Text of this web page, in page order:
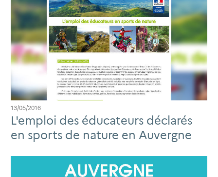
13/05/2016
L'emploi des éducateurs déclarés
en sports de nature en Auvergne